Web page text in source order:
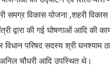
समग्र विकास योजना ,शहरी
द्वारा की गई घोषणाओं आदि की
विधान परिषद सदस्य श्री
चौधरी आदि उपस्थित थे।